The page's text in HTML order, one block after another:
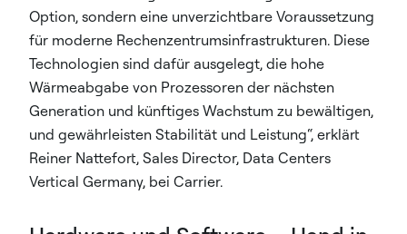
Option, sondern eine unverzichtbare Voraussetzung
für moderne Rechenzentrumsinfrastrukturen. Diese
Technologien sind dafür ausgelegt, die hohe
Wärmeabgabe von Prozessoren der nächsten
Generation und künftiges Wachstum zu bewältigen,
und gewährleisten Stabilität und Leistung“, erklärt
Reiner Nattefort, Sales Director, Data Centers
Vertical Germany, bei Carrier.